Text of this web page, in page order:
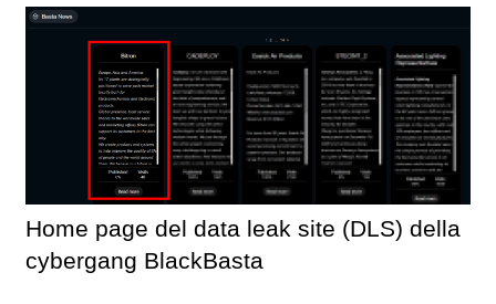
Home page del data leak site (DLS) della
cybergang BlackBasta